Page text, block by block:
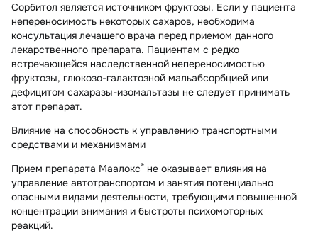
Сорбитол является источником фруктозы. Если у пациента
непереносимость некоторых сахаров, необходима
консультация лечащего врача перед приемом данного
лекарственного препарата. Пациентам с редко
встречающейся наследственной непереносимостью
фруктозы, глюкозо-галактозной мальабсорбцией или
дефицитом сахаразы-изомальтазы не следует принимать
этот препарат.
Влияние на способность к управлению транспортными
средствами и механизмами
Прием препарата Маалокс® не оказывает влияния на
управление автотранспортом и занятия потенциально
опасными видами деятельности, требующими повышенной
концентрации внимания и быстроты психомоторных
реакций.